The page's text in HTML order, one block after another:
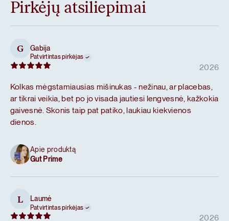
Pirkėjų atsiliepimai
G Gabija
Patvirtintas pirkėjas
2026
Kolkas mėgstamiausias mišinukas - nežinau, ar placebas,
ar tikrai veikia, bet po jo visada jautiesi lengvesnė, kažkokia
gaivesnė. Skonis taip pat patiko, laukiau kiekvienos
dienos.
Apie produktą
Gut Prime
L Laumė
Patvirtintas pirkėjas
2026